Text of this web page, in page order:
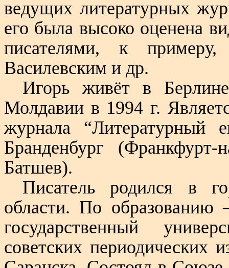
ведущих литературных
его была высоко оценена
писателями, к
Василевским и др.
Игорь живёт в
Молдавии в 1994 г.
журнала “Литературный
Бранденбург
Батшев).
Писатель родился в
области. По образованию
государственный
советских периодических